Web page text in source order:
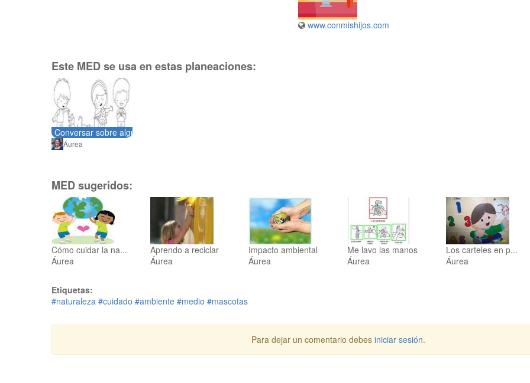
www.conmishijos.com
Este MED se usa en estas planeaciones:
Conversar sobre algunos problemas ambientales de la comunidad y sus repercusiones en la salud
Áurea
MED sugeridos:
Cómo cuidar la na...
Áurea
Aprendo a reciclar
Áurea
Impacto ambiental
Áurea
Me lavo las manos
Áurea
Los carteles en p...
Áurea
Etiquetas:
#naturaleza #cuidado #ambiente #medio #mascotas
Para dejar un comentario debes iniciar sesión.